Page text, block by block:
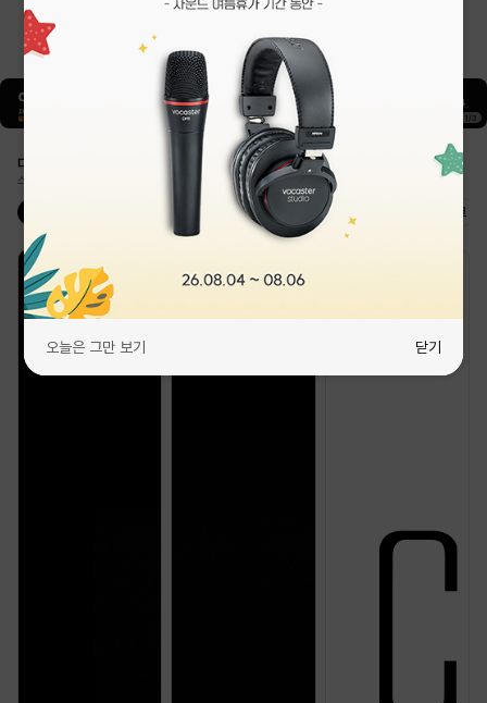
1 / 3
다양한 용도별 마이크
스튜디오급 음질을 위한 필수템
USB 마이크 무선 마이크 비디오 마이크
오늘은 그만 보기 닫기
오늘은 그만 보기 닫기